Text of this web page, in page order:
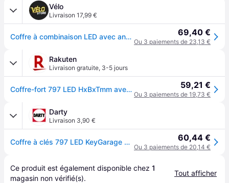
Vélo
Livraison 17,99 €
Coffre à combinaison LED avec anse Abus Blister - Gris 69,40 €
Ou 3 paiements de 23,13 €
Rakuten
Livraison gratuite, 3-5 jours
Coffre-fort 797 LED HxBxTmm avec serrure à combinaison LED ABUS 59,21 €
Ou 3 paiements de 19,73 €
Darty
Livraison 3,90 €
Coffre à clés 797 LED KeyGarage B - 0075296 60,44 €
Ou 3 paiements de 20,14 €
Ce produit est également disponible chez 1
magasin non vérifié(s).
Tout afficher